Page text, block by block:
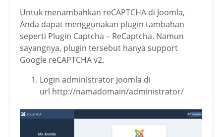
Untuk menambahkan reCAPTCHA di Joomla,
Anda dapat menggunakan plugin tambahan
seperti Plugin Captcha – ReCaptcha. Namun
sayangnya, plugin tersebut hanya support
Google reCAPTCHA v2.
Login administrator Joomla di
url http://namadomain/administrator/